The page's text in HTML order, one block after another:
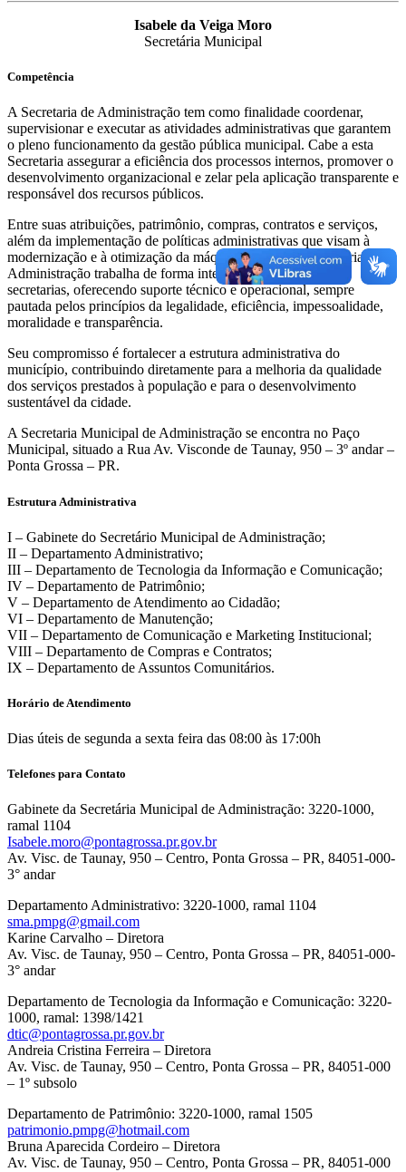
Isabele da Veiga Moro
Secretária Municipal
Competência
A Secretaria de Administração tem como finalidade coordenar,
supervisionar e executar as atividades administrativas que garantem
o pleno funcionamento da gestão pública municipal. Cabe a esta
Secretaria assegurar a eficiência dos processos internos, promover o
desenvolvimento organizacional e zelar pela aplicação transparente e
responsável dos recursos públicos.
Entre suas atribuições, patrimônio, compras, contratos e serviços,
além da implementação de políticas administrativas que visam à
modernização e à otimização da máquina pública. A Secretaria de
Administração trabalha de forma integrada com as demais
secretarias, oferecendo suporte técnico e operacional, sempre
pautada pelos princípios da legalidade, eficiência, impessoalidade,
moralidade e transparência.
Seu compromisso é fortalecer a estrutura administrativa do
município, contribuindo diretamente para a melhoria da qualidade
dos serviços prestados à população e para o desenvolvimento
sustentável da cidade.
A Secretaria Municipal de Administração se encontra no Paço
Municipal, situado a Rua Av. Visconde de Taunay, 950 – 3º andar –
Ponta Grossa – PR.
Estrutura Administrativa
I – Gabinete do Secretário Municipal de Administração;
II – Departamento Administrativo;
III – Departamento de Tecnologia da Informação e Comunicação;
IV – Departamento de Patrimônio;
V – Departamento de Atendimento ao Cidadão;
VI – Departamento de Manutenção;
VII – Departamento de Comunicação e Marketing Institucional;
VIII – Departamento de Compras e Contratos;
IX – Departamento de Assuntos Comunitários.
Horário de Atendimento
Dias úteis de segunda a sexta feira das 08:00 às 17:00h
Telefones para Contato
Gabinete da Secretária Municipal de Administração: 3220-1000,
ramal 1104
Isabele.moro@pontagrossa.pr.gov.br
Av. Visc. de Taunay, 950 – Centro, Ponta Grossa – PR, 84051-000-
3° andar
Departamento Administrativo: 3220-1000, ramal 1104
sma.pmpg@gmail.com
Karine Carvalho – Diretora
Av. Visc. de Taunay, 950 – Centro, Ponta Grossa – PR, 84051-000-
3° andar
Departamento de Tecnologia da Informação e Comunicação: 3220-
1000, ramal: 1398/1421
dtic@pontagrossa.pr.gov.br
Andreia Cristina Ferreira – Diretora
Av. Visc. de Taunay, 950 – Centro, Ponta Grossa – PR, 84051-000
– 1º subsolo
Departamento de Patrimônio: 3220-1000, ramal 1505
patrimonio.pmpg@hotmail.com
Bruna Aparecida Cordeiro – Diretora
Av. Visc. de Taunay, 950 – Centro, Ponta Grossa – PR, 84051-000